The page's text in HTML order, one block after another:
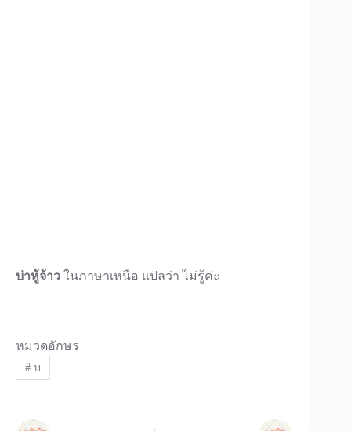
บ่าหู้จ้าว ในภาษาเหนือ แปลว่า ไม่รู้ค่ะ
หมวดอักษร
#บ